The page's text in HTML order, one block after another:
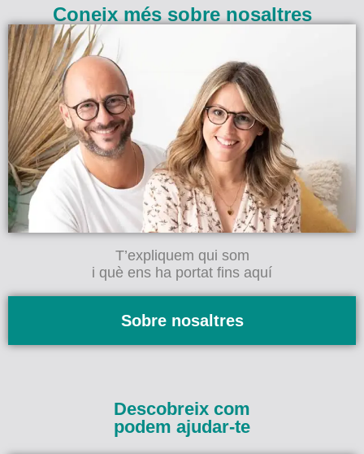
Coneix més sobre nosaltres
T’expliquem qui som
i què ens ha portat fins aquí
Sobre nosaltres
Descobreix com
podem ajudar-te